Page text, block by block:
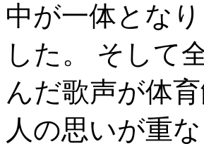
中が一体とな
した。 そして
んだ歌声が体
人の思いが重